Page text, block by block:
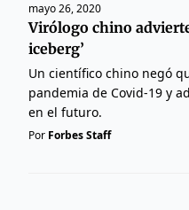
mayo 26, 2020
Virólogo chino
iceberg’
Un científico chino negó
pandemia de Covid-19 y
en el futuro.
Por Forbes Staff